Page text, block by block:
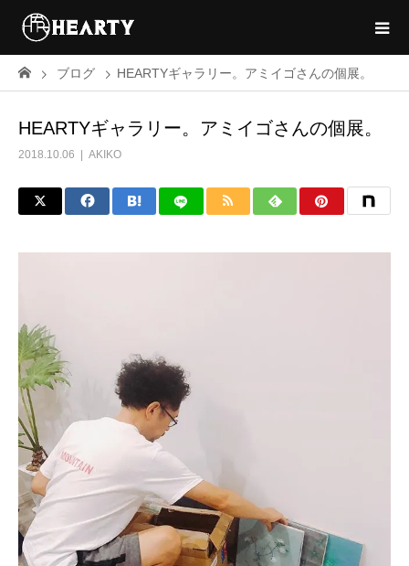
ブログ HEARTYギャラリー。アミイゴさんの個展。
HEARTYギャラリー。アミイゴさんの個展。
2018.10.06 AKIKO